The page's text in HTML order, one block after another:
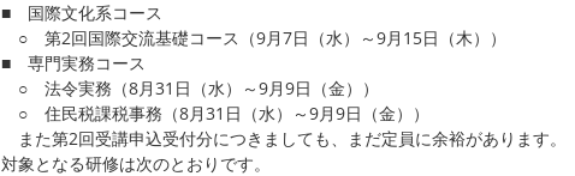
■ 国際文化系コース
○ 第2回国際交流基礎コース（9月7日（水）～9月15日（木））
■ 専門実務コース
○ 法令実務（8月31日（水）～9月9日（金））
○ 住民税課税事務（8月31日（水）～9月9日（金））
また第2回受講申込受付分につきましても、まだ定員に余裕があります。
対象となる研修は次のとおりです。